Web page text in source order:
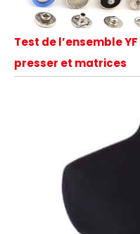
Test de l’ensemble
presser et matrices